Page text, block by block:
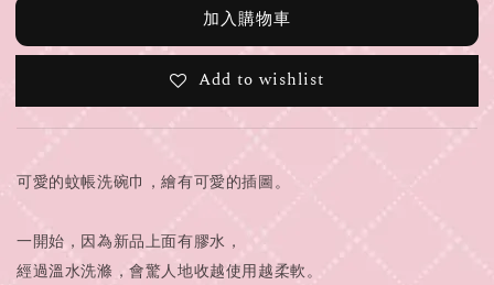
加入購物車
Add to wishlist
可愛的蚊帳洗碗巾，繪有可愛的插圖。
一開始，因為新品上面有膠水，
經過溫水洗滌，會驚人地收越使用越柔軟。